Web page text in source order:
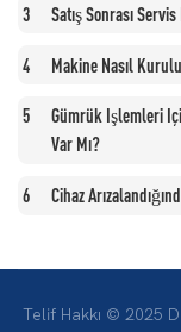
3 Satış Sonrası
4 Makine Nasıl
5
Gümrük Işlemleri
Var Mı?
6 Cihaz
Telif Hakkı © 2025